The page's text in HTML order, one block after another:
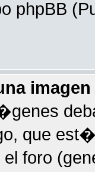
phpBB
imagen
que
foro